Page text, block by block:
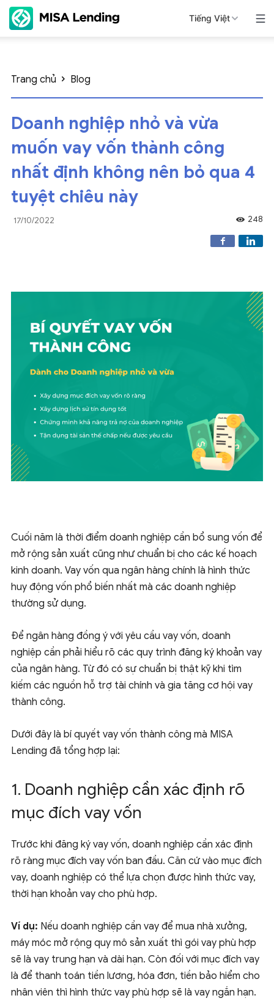
Tiếng Việt
Trang chủ Blog
Doanh nghiệp nhỏ và vừa
muốn vay vốn thành công
nhất định không nên bỏ qua 4
tuyệt chiêu này
17/10/2022 248
Cuối năm là thời điểm doanh nghiệp cần bổ sung vốn để
mở rộng sản xuất cũng như chuẩn bị cho các kế hoạch
kinh doanh. Vay vốn qua ngân hàng chính là hình thức
huy động vốn phổ biến nhất mà các doanh nghiệp
thường sử dụng.
Để ngân hàng đồng ý với yêu cầu vay vốn, doanh
nghiệp cần phải hiểu rõ các quy trình đăng ký khoản vay
của ngân hàng. Từ đó có sự chuẩn bị thật kỹ khi tìm
kiếm các nguồn hỗ trợ tài chính và gia tăng cơ hội vay
thành công.
Dưới đây là bí quyết vay vốn thành công mà MISA
Lending đã tổng hợp lại:
1. Doanh nghiệp cần xác định rõ
mục đích vay vốn
Trước khi đăng ký vay vốn, doanh nghiệp cần xác định
rõ ràng mục đích vay vốn ban đầu. Căn cứ vào mục đích
vay, doanh nghiệp có thể lựa chọn được hình thức vay,
thời hạn khoản vay cho phù hợp.
Ví dụ: Nếu doanh nghiệp cần vay để mua nhà xưởng,
máy móc mở rộng quy mô sản xuất thì gói vay phù hợp
sẽ là vay trung hạn và dài hạn. Còn đối với mục đích vay
là để thanh toán tiền lương, hóa đơn, tiền bảo hiểm cho
nhân viên thì hình thức vay phù hợp sẽ là vay ngắn hạn.